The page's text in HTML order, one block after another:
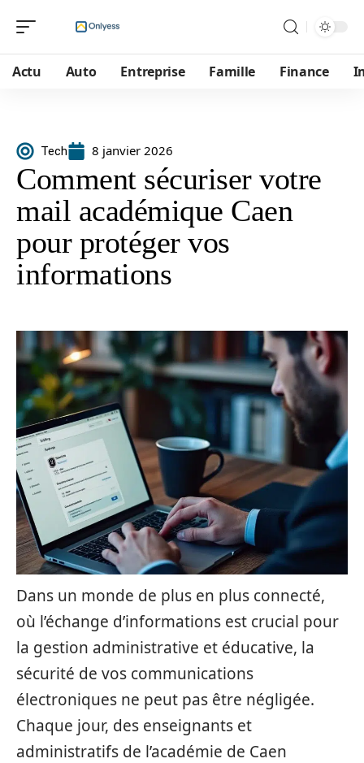
Actu Auto Entreprise Famille Finance
Tech 8 janvier 2026
Comment sécuriser votre
mail académique Caen
pour protéger vos
informations
Dans un monde de plus en plus connecté,
où l’échange d’informations est crucial pour
la gestion administrative et éducative, la
sécurité de vos communications
électroniques ne peut pas être négligée.
Chaque jour, des enseignants et
administratifs de l’académie de Caen